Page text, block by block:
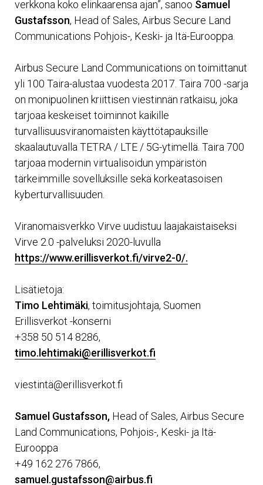
verkkona koko elinkaarensa ajan”, sanoo Samuel
Gustafsson, Head of Sales, Airbus Secure Land
Communications Pohjois-, Keski- ja Itä-Eurooppa.
Airbus Secure Land Communications on toimittanut
yli 100 Taira-alustaa vuodesta 2017. Taira 700 -sarja
on monipuolinen kriittisen viestinnän ratkaisu, joka
tarjoaa keskeiset toiminnot kaikille
turvallisuusviranomaisten käyttötapauksille
skaalautuvalla TETRA / LTE / 5G-ytimellä. Taira 700
tarjoaa modernin virtualisoidun ympäristön
tärkeimmille sovelluksille sekä korkeatasoisen
kyberturvallisuuden.
Viranomaisverkko Virve uudistuu laajakaistaiseksi
Virve 2.0 -palveluksi 2020-luvulla
https://www.erillisverkot.fi/virve2-0/.
Lisätietoja:
Timo Lehtimäki, toimitusjohtaja, Suomen
Erillisverkot -konserni
+358 50 514 8286,
timo.lehtimaki@erillisverkot.fi
viestintä@erillisverkot.fi
Samuel Gustafsson, Head of Sales, Airbus Secure
Land Communications, Pohjois-, Keski- ja Itä-
Eurooppa
+49 162 276 7866,
samuel.gustafsson@airbus.fi